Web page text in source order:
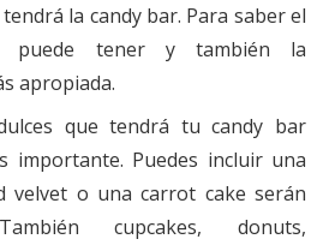
la candy bar. Para saber el
puede tener y también la
apropiada.
que tendrá tu candy bar
importante. Puedes incluir una
velvet o una carrot cake serán
cupcakes, donuts,